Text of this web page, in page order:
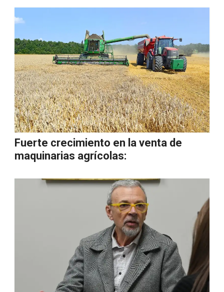
Fuerte crecimiento en la venta de
maquinarias agrícolas: